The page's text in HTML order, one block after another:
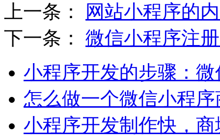
上一条：
网站小程序的
下一条： 微信小程序注
小程序开发的步骤：
怎么做一个微信小程序
小程序开发制作快，